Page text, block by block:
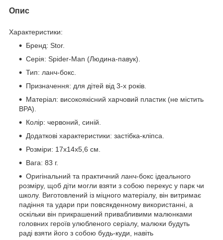
Опис
Характеристики:
Бренд: Stor.
Серія: Spider-Man (Людина-павук).
Тип: ланч-бокс.
Призначення: для дітей від 3-х років.
Матеріал: високоякісний харчовий пластик (не містить
BPA).
Колір: червоний, синій.
Додаткові характеристики: застібка-кліпса.
Розміри: 17x14x5,6 см.
Вага: 83 г.
Оригінальний та практичний ланч-бокс ідеального
розміру, щоб діти могли взяти з собою перекус у парк чи
школу. Виготовлений із міцного матеріалу, він витримає
падіння та удари при повсякденному використанні, а
оскільки він прикрашений привабливими малюнками
головних героїв улюбленого серіалу, малюки будуть
раді взяти його з собою будь-куди, навіть